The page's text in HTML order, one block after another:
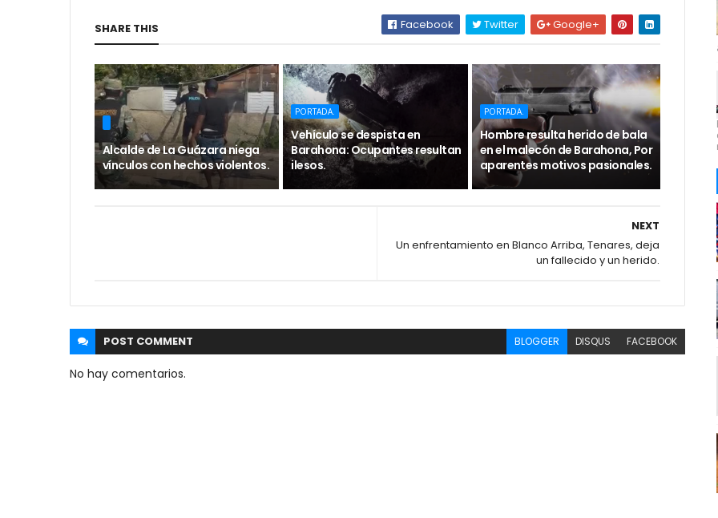
SHARE THIS Facebook Twitter Google+
Alcalde de La Guázara niega
vínculos con hechos violentos.
PORTADA.
Vehículo se despista en
Barahona: Ocupantes resultan
ilesos.
PORTADA.
Hombre resulta herido de bala
en el malecón de Barahona, Por
aparentes motivos pasionales.
NEXT
Un enfrentamiento en Blanco Arriba, Tenares, deja
un fallecido y un herido.
POST COMMENT BLOGGER DISQUS FACEBOOK
No hay comentarios.